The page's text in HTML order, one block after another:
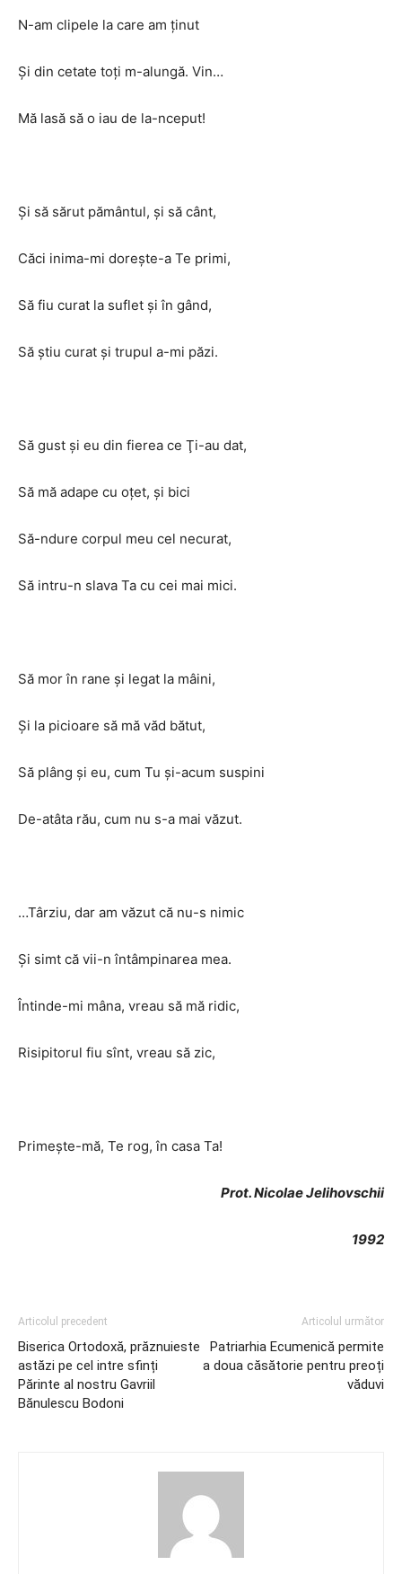
N-am clipele la care am ţinut
Şi din cetate toţi m-alungă. Vin…
Mă lasă să o iau de la-nceput!
Şi să sărut pământul, şi să cânt,
Căci inima-mi doreşte-a Te primi,
Să fiu curat la suflet şi în gând,
Să ştiu curat şi trupul a-mi păzi.
Să gust şi eu din fierea ce Ţi-au dat,
Să mă adape cu oţet, şi bici
Să-ndure corpul meu cel necurat,
Să intru-n slava Ta cu cei mai mici.
Să mor în rane şi legat la mâini,
Şi la picioare să mă văd bătut,
Să plâng şi eu, cum Tu şi-acum suspini
De-atâta rău, cum nu s-a mai văzut.
…Târziu, dar am văzut că nu-s nimic
Şi simt că vii-n întâmpinarea mea.
Întinde-mi mâna, vreau să mă ridic,
Risipitorul fiu sînt, vreau să zic,
Primeşte-mă, Te rog, în casa Ta!
Prot. Nicolae Jelihovschii
1992
Articolul precedent
Biserica Ortodoxă, prăznuieste
astăzi pe cel intre sfinți
Părinte al nostru Gavriil
Bănulescu Bodoni
Articolul următor
Patriarhia Ecumenică permite
a doua căsătorie pentru preoți
văduvi